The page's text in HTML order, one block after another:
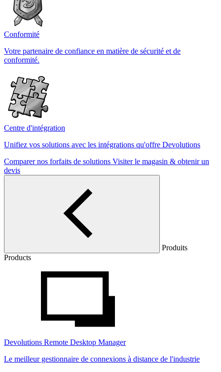
Conformité
Votre partenaire de confiance en matière de sécurité et de
conformité.
Centre d'intégration
Unifiez vos solutions avec les intégrations qu'offre Devolutions
Comparer nos forfaits de solutions Visiter le magasin & obtenir un
devis
Produits
Products
Devolutions Remote Desktop Manager
Le meilleur gestionnaire de connexions à distance de l'industrie